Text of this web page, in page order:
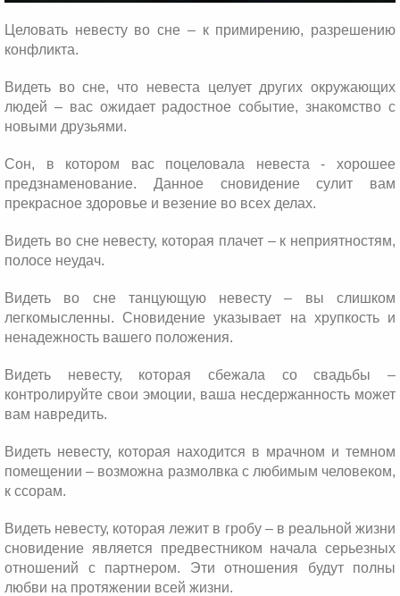
Целовать невесту во сне – к примирению, разрешению
конфликта.
Видеть во сне, что невеста целует других окружающих
людей – вас ожидает радостное событие, знакомство с
новыми друзьями.
Сон, в котором вас поцеловала невеста - хорошее
предзнаменование. Данное сновидение сулит вам
прекрасное здоровье и везение во всех делах.
Видеть во сне невесту, которая плачет – к неприятностям,
полосе неудач.
Видеть во сне танцующую невесту – вы слишком
легкомысленны. Сновидение указывает на хрупкость и
ненадежность вашего положения.
Видеть невесту, которая сбежала со свадьбы –
контролируйте свои эмоции, ваша несдержанность может
вам навредить.
Видеть невесту, которая находится в мрачном и темном
помещении – возможна размолвка с любимым человеком,
к ссорам.
Видеть невесту, которая лежит в гробу – в реальной жизни
сновидение является предвестником начала серьезных
отношений с партнером. Эти отношения будут полны
любви на протяжении всей жизни.